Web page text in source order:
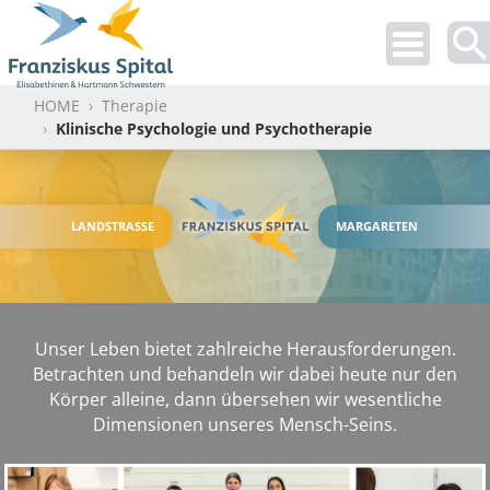
to
to
go
HOME
Therapie
Klinische Psychologie und Psychotherapie
LANDSTRASSE MARGARETEN
Unser Leben bietet zahlreiche Herausforderungen.
Betrachten und behandeln wir dabei heute nur den
Körper alleine, dann übersehen wir wesentliche
Dimensionen unseres Mensch-Seins.